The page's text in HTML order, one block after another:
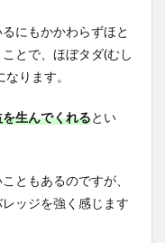
にもかかわらずほと
とで、ほぼタダ(むし
ります。
生んでくれるとい
ともあるのですが、
ッジを強く感じます